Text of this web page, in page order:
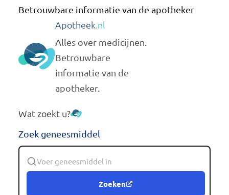
Betrouwbare informatie van de apotheker
Apotheek.nl
Alles over medicijnen.
Betrouwbare
informatie van de
apotheker.
Wat zoekt u?
Zoek geneesmiddel
Zoeken